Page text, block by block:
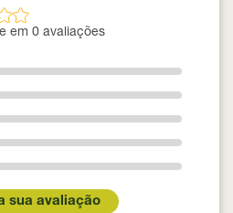
em 0 avaliações
sua avaliação